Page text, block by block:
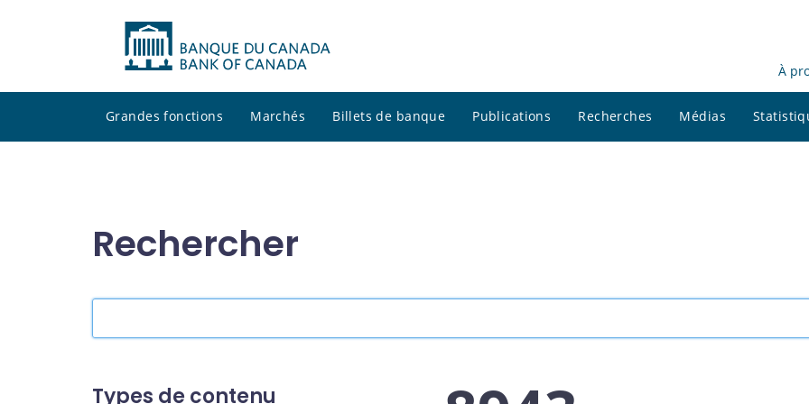
À
Grandes fonctions Marchés Billets de banque Publications Recherches Médias
Rechercher
site
Types de contenu